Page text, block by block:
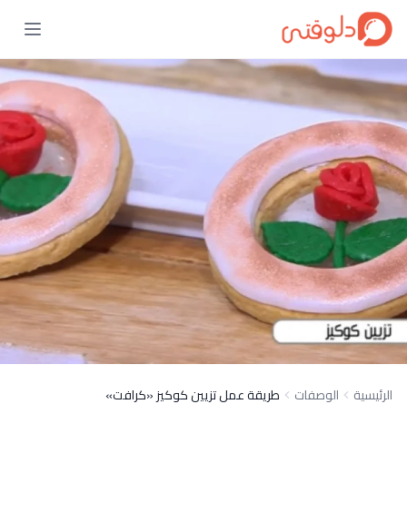
الرئيسية الوصفات طريقة عمل تزيين كوكيز «كرافت»